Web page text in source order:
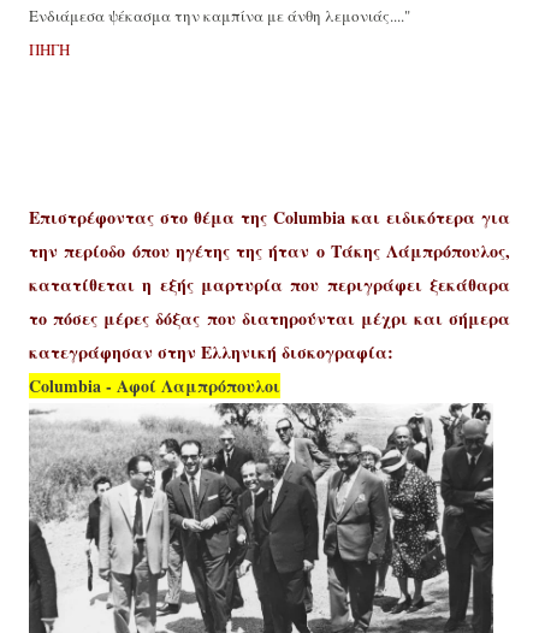
Ενδιάμεσα ψέκασμα την καμπίνα με άνθη λεμονιάς...."
ΠΗΓΗ
Επιστρέφοντας στο θέμα της Columbia και ειδικότερα για
την περίοδο όπου ηγέτης της ήταν ο Τάκης Λάμπρόπουλος,
κατατίθεται η εξής μαρτυρία που περιγράφει ξεκάθαρα
το πόσες μέρες δόξας που διατηρούνται μέχρι και σήμερα
κατεγράφησαν στην Ελληνική δισκογραφία:
Columbia - Αφοί Λαμπρόπουλοι